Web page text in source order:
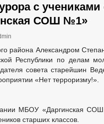
с
СОШ №1»
района Александром
Республики по делам
совета старейшин
«Нет терроризму!».
МБОУ «Даргинская
старших классов.